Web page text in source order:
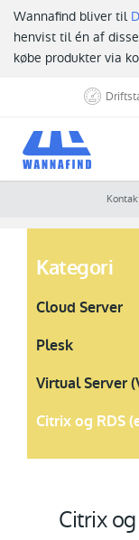
Wannafind bliver til
henvist til én af
købe produkter via
Kategori
Cloud Server
Plesk
Virtual Server
Citrix og RDS
Citrix